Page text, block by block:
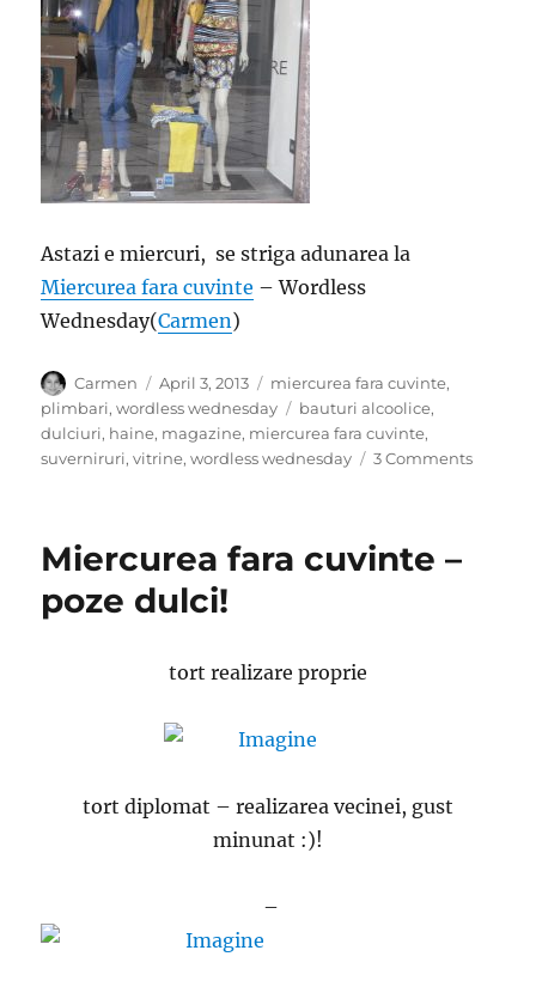
Astazi e miercuri, se striga adunarea la
Miercurea fara cuvinte – Wordless
Wednesday(Carmen)
Author
Carmen
Posted
on
April 3, 2013 Categories
miercurea fara cuvinte,
plimbari,wordless wednesday Tags
bauturi alcoolice,
dulciuri, haine, magazine, miercurea fara cuvinte,
suverniruri,vitrine,wordless wednesday 3 Commentson
Miercurea fara cuvinte –
poze dulci!
tort realizare proprie
tort diplomat – realizarea vecinei, gust
minunat :)!
–